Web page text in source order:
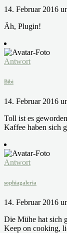
14. Februar 2016
Äh, Plugin!
Antwort
Bibi
14. Februar 2016
Toll ist es
Kaffee haben sich
Antwort
sophiagaleria
14. Februar 2016
Die Mühe hat sich
Keep on cooking,